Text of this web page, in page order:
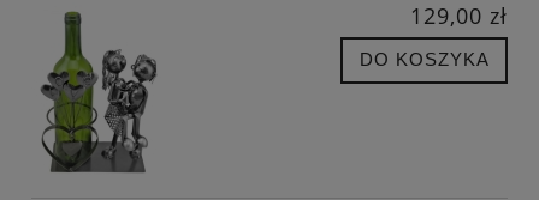
129,00 zł
DO KOSZYKA